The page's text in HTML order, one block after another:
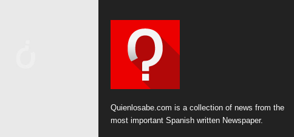
Quienlosabe.com is a collection of news from the
most important Spanish written Newspaper.